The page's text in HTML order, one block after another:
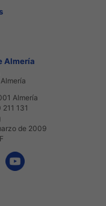
Almería
Almería
131
de 2009